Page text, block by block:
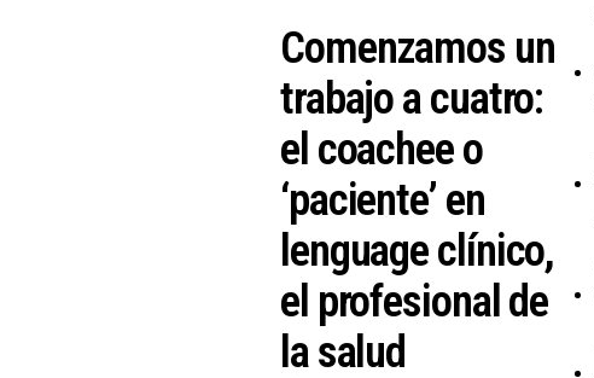
Comenzamos un
trabajo a cuatro:
el coachee o
‘paciente’ en
lenguage clínico,
el profesional de
la salud